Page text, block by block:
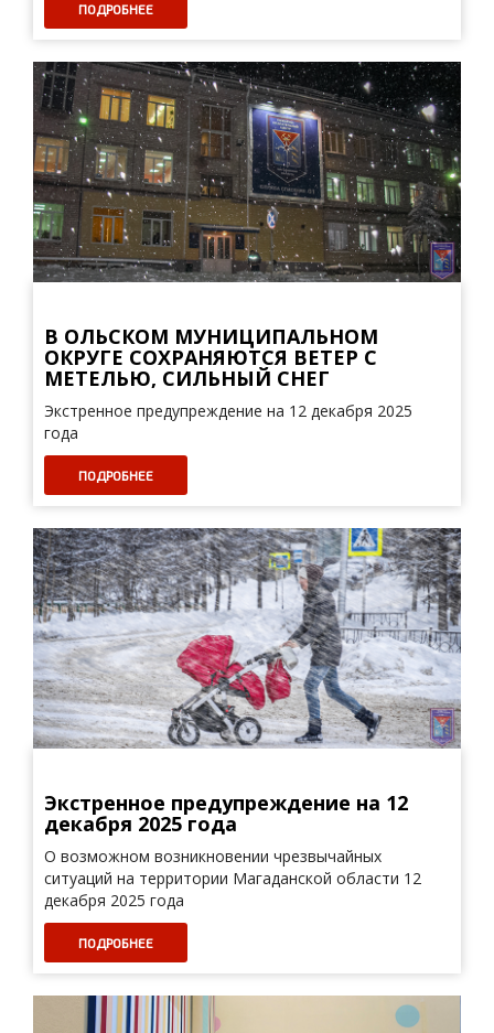
ПОДРОБНЕЕ
В ОЛЬСКОМ МУНИЦИПАЛЬНОМ
ОКРУГЕ СОХРАНЯЮТСЯ ВЕТЕР С
МЕТЕЛЬЮ, СИЛЬНЫЙ СНЕГ
Экстренное предупреждение на 12 декабря 2025
года
ПОДРОБНЕЕ
Экстренное предупреждение на 12
декабря 2025 года
О возможном возникновении чрезвычайных
ситуаций на территории Магаданской области 12
декабря 2025 года
ПОДРОБНЕЕ